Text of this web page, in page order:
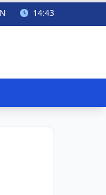
14:43